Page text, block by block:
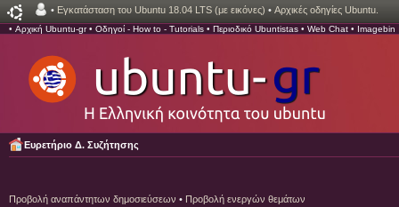
• Εγκατάσταση του Ubuntu 18.04 LTS (με εικόνες) • Αρχικές οδηγίες Ubuntu.
• Αρχική Ubuntu-gr• Οδηγοί - How to - Tutorials • Περιοδικό Ubuntistas • Web Chat • Imagebin
Ευρετήριο Δ. Συζήτησης
Προβολή αναπάντητων δημοσιεύσεων • Προβολή ενεργών θεμάτων